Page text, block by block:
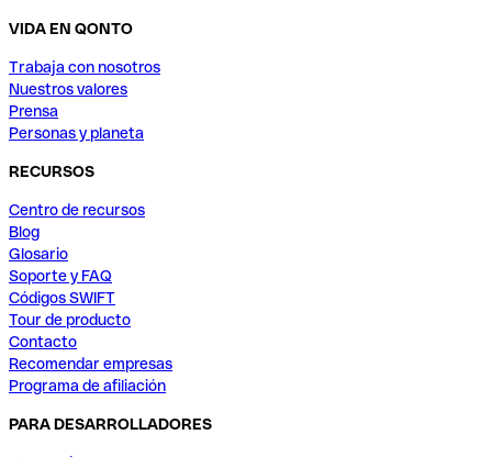
VIDA EN QONTO
Trabaja con nosotros
Nuestros valores
Prensa
Personas y planeta
RECURSOS
Centro de recursos
Blog
Glosario
Soporte y FAQ
Códigos SWIFT
Tour de producto
Contacto
Recomendar empresas
Programa de afiliación
PARA DESARROLLADORES